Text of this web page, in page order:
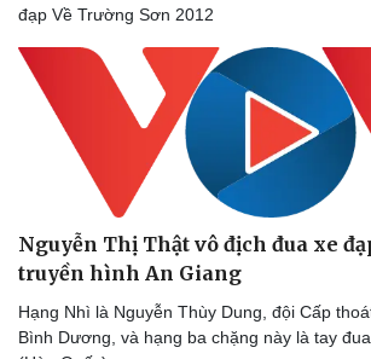
đạp Về Trường Sơn 2012
Nguyễn Thị Thật vô địch đua xe
truyền hình An Giang
Hạng Nhì là Nguyễn Thùy Dung, đội Cấp
Bình Dương, và hạng ba chặng này là tay